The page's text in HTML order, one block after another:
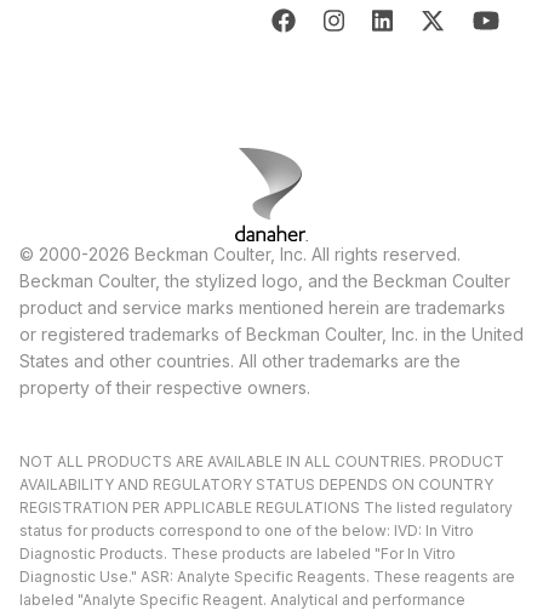
© 2000-2026 Beckman Coulter, Inc. All rights reserved.
Beckman Coulter, the stylized logo, and the Beckman Coulter
product and service marks mentioned herein are trademarks
or registered trademarks of Beckman Coulter, Inc. in the United
States and other countries. All other trademarks are the
property of their respective owners.
NOT ALL PRODUCTS ARE AVAILABLE IN ALL COUNTRIES. PRODUCT
AVAILABILITY AND REGULATORY STATUS DEPENDS ON COUNTRY
REGISTRATION PER APPLICABLE REGULATIONS The listed regulatory
status for products correspond to one of the below: IVD: In Vitro
Diagnostic Products. These products are labeled "For In Vitro
Diagnostic Use." ASR: Analyte Specific Reagents. These reagents are
labeled "Analyte Specific Reagent. Analytical and performance